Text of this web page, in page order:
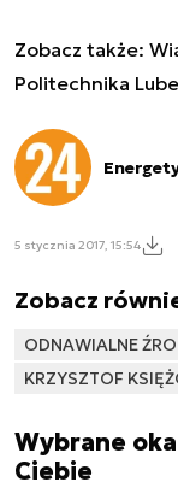
Zobacz także:
Politechnika
5 stycznia 2017, 15:54
Zobacz
ODNAWIALNE
KRZYSZTOF
Wybrane
Ciebie